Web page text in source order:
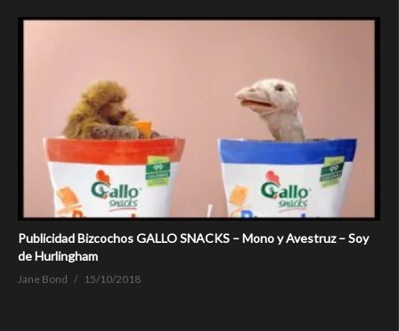
Publicidad Bizcochos GALLO SNACKS – Mono y Avestruz – Soy
de Hurlingham
Jane Bond 15/10/2018